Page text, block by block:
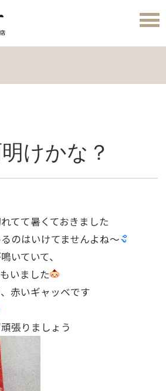
けかな？
てて暑くておきました
のはいけてませんよね〜
いていて、
いました
赤いギャッベです
張りましょう